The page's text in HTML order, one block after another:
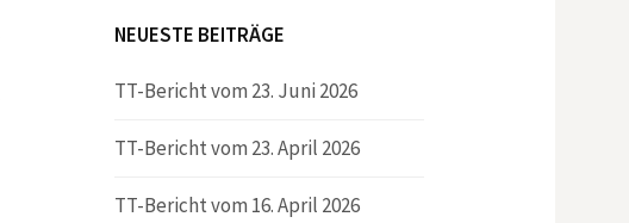
NEUESTE BEITRÄGE
TT-Bericht vom 23. Juni 2026
TT-Bericht vom 23. April 2026
TT-Bericht vom 16. April 2026